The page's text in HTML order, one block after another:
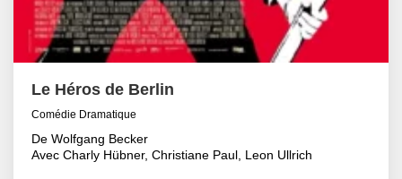
Le Héros de Berlin
Comédie Dramatique
De Wolfgang Becker
Avec Charly Hübner, Christiane Paul, Leon Ullrich